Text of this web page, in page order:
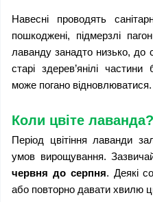
Навесні проводять
пошкоджені, підмерзлі
лаванду занадто низько, до
старі здерев’янілі
може погано відновлюватися.
Коли цвіте лаванда?
Період цвітіння лаванди
умов вирощування.
червня до серпня. Деякі
або повторно давати хвилю